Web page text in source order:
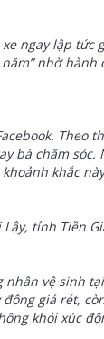
ngay lập tức
nhờ hành
Theo
bà chăm
khắc
tỉnh Tiền
vệ sinh
giá rét,
khỏi xúc